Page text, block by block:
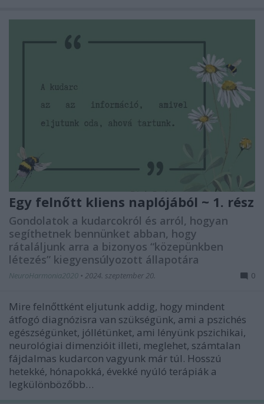
Egy felnőtt kliens naplójából ~ 1. rész
Gondolatok a kudarcokról és arról, hogyan
segíthetnek bennünket abban, hogy
rátaláljunk arra a bizonyos “közepünkben
létezés” kiegyensúlyozott állapotára
NeuroHarmonia2020 • 2024. szeptember 20. 0
Mire felnőttként eljutunk addig, hogy mindent
átfogó diagnózisra van szükségünk, ami a pszichés
egészségünket, jóllétünket, ami lényünk pszichikai,
neurológiai dimenzióit illeti, meglehet, számtalan
fájdalmas kudarcon vagyunk már túl. Hosszú
hetekké, hónapokká, évekké nyúló terápiák a
legkülönbözőbb…